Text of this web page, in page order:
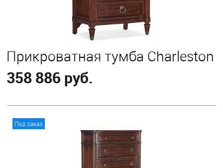
Прикроватная тумба Charleston
358 886 руб.
Под заказ